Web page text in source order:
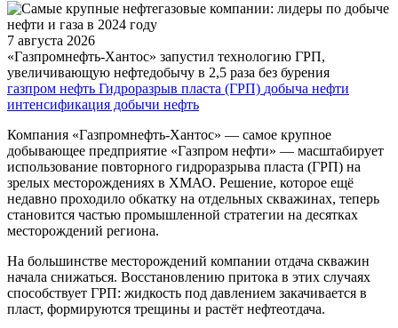
7 августа 2026
«Газпромнефть-Хантос» запустил технологию ГРП,
увеличивающую нефтедобычу в 2,5 раза без бурения
газпром нефть Гидроразрыв пласта (ГРП) добыча нефти
интенсификация добычи нефть
Компания «Газпромнефть-Хантос» — самое крупное
добывающее предприятие «Газпром нефти» — масштабирует
использование повторного гидроразрыва пласта (ГРП) на
зрелых месторождениях в ХМАО. Решение, которое ещё
недавно проходило обкатку на отдельных скважинах, теперь
становится частью промышленной стратегии на десятках
месторождений региона.
На большинстве месторождений компании отдача скважин
начала снижаться. Восстановлению притока в этих случаях
способствует ГРП: жидкость под давлением закачивается в
пласт, формируются трещины и растёт нефтеотдача.